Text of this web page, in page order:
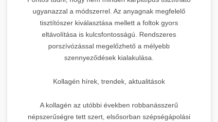
ugyanazzal a módszerrel. Az anyagnak megfelelő
tisztítószer kiválasztása mellett a foltok gyors
eltávolítása is kulcsfontosságú. Rendszeres
porszívózással megelőzhető a mélyebb
szennyeződések kialakulása.
Kollagén hírek, trendek, aktualitások
A kollagén az utóbbi években robbanásszerű
népszerűségre tett szert, elsősorban szépségápolási